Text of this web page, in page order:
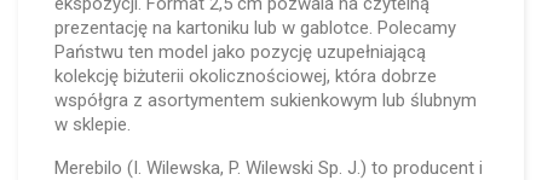
prezentację na kartoniku lub w gablotce. Polecamy
Państwu ten model jako pozycję uzupełniającą
kolekcję biżuterii okolicznościowej, która dobrze
współgra z asortymentem sukienkowym lub ślubnym
w sklepie.
Merebilo (I. Wilewska, P. Wilewski Sp. J.) to producent i